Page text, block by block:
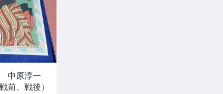
中原淳一
前、戦後）